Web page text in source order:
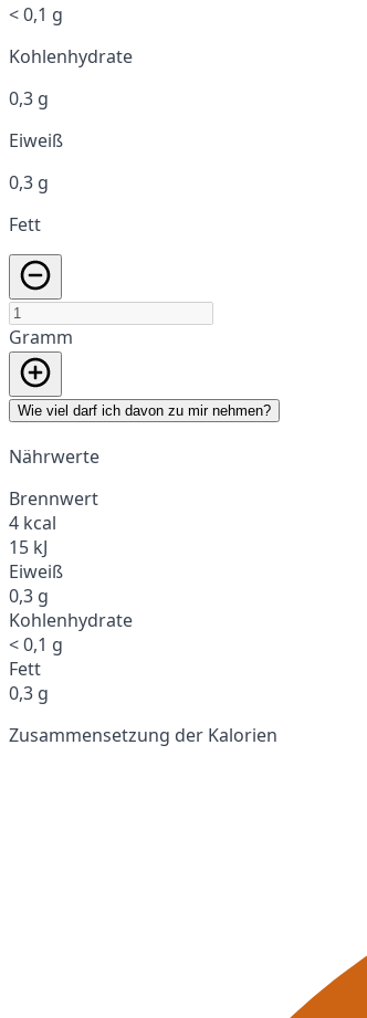
< 0,1 g
Kohlenhydrate
0,3 g
Eiweiß
0,3 g
Fett
Gramm
Wie viel darf ich davon zu mir nehmen?
Nährwerte
Brennwert
4 kcal
15 kJ
Eiweiß
0,3 g
Kohlenhydrate
< 0,1 g
Fett
0,3 g
Zusammensetzung der Kalorien